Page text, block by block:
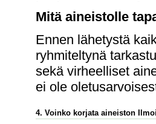
Mitä aineistolle
Ennen lähetystä
ryhmiteltynä
sekä virheelliset
ei ole
4. Voinko korjata aineiston